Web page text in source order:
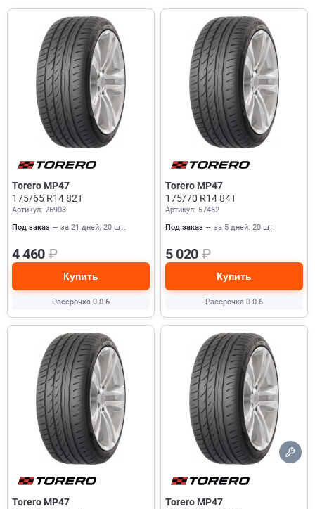
Torero MP47
175/65 R14 82T
Артикул: 76903
Под заказ — за 21 дней: 20 шт.
4 460 ₽
Купить
Рассрочка 0-0-6
Torero MP47
175/70 R14 84T
Артикул: 57462
Под заказ — за 5 дней: 20 шт.
5 020 ₽
Купить
Рассрочка 0-0-6
Torero MP47
Torero MP47